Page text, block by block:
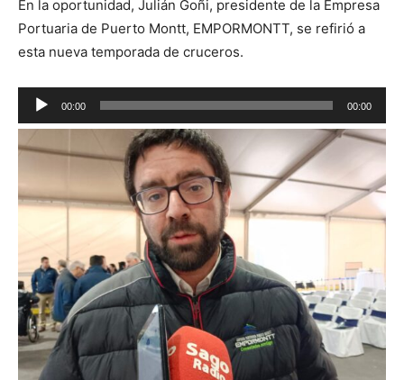
En la oportunidad, Julián Goñi, presidente de la Empresa
Portuaria de Puerto Montt, EMPORMONTT, se refirió a
esta nueva temporada de cruceros.
Reproductor
de
audio
00:00 00:00